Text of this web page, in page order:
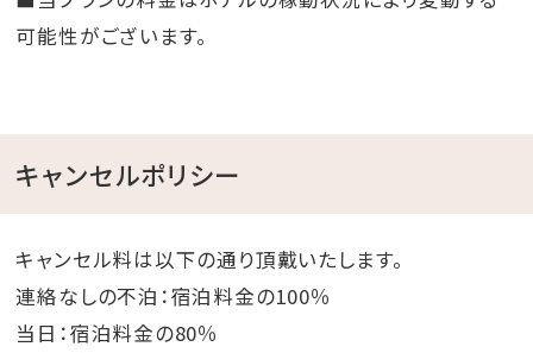
可能性がございます。
キャンセルポリシー
キャンセル料は以下の通り頂戴いたします。
連絡なしの不泊：宿泊料金の100％
当日：宿泊料金の80％